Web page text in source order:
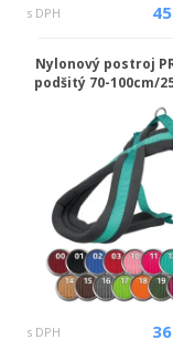
s DPH
Nylonový postroj
podšitý 70-100cm/
s DPH